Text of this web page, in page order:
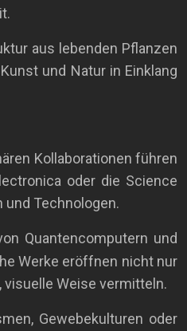
aus lebenden Pflanzen
und Natur in Einklang
Kollaborationen führen
oder die Science
Technologen.
Quantencomputern und
Werke eröffnen nicht nur
Weise vermitteln.
Gewebekulturen oder